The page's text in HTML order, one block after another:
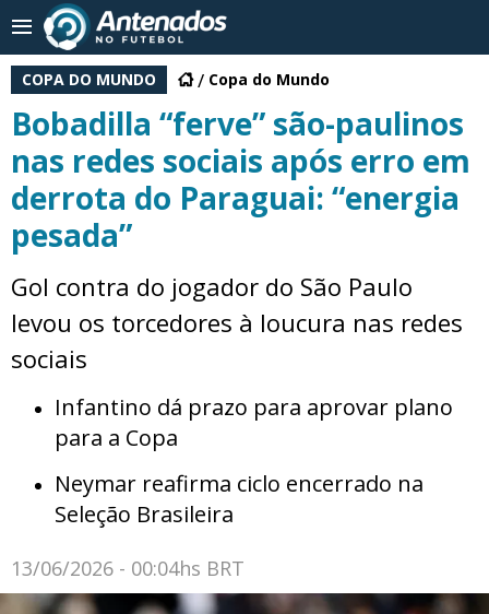
COPA DO MUNDO Copa do Mundo
Bobadilla “ferve” são-paulinos
nas redes sociais após erro em
derrota do Paraguai: “energia
pesada”
Gol contra do jogador do São Paulo
levou os torcedores à loucura nas redes
sociais
Infantino dá prazo para aprovar plano
para a Copa
Neymar reafirma ciclo encerrado na
Seleção Brasileira
13/06/2026 - 00:04hs BRT